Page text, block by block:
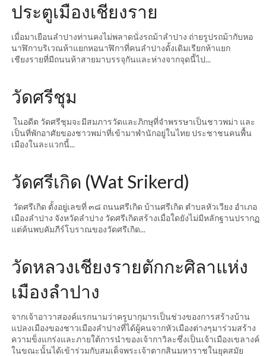
ประตูเมืองเชียงราย
เมื่อมาเยือนลำปางท่านคงไม่พลาดนั่งรถม้าลำปาง ถ่ายรูปรถม้ากับหอ
นาฬิกาบริเวณห้าแยกหอนาฬิกาที่คนลำปางดั้งเดิมเรียกห้าแยก
เชียงรายที่มีถนนห้าสายมาบรรจุกันและห่างจากจุดนี้ไป...
วัดศรีชุม
ในอดีต วัดศรีชุมจะมีสมภารวัดและภิกษุที่จำพรรษาเป็นชาวพม่า และ
เป็นที่พักอาศัยของชาวพม่าที่เข้ามาพำนักอยู่ในไทย ประชาชนคนพื้น
เมืองในละแวกนี้...
วัดศรีเกิด (Wat Srikerd)
วัดศรีเกิด ตั้งอยู่เลขที่ ๓๘ ถนนศรีเกิด บ้านศรีเกิด ตำบลหัวเวียง อำเภอ
เมืองลำปาง จังหวัดลำปาง วัดศรีเกิดสร้างเมื่อใดยังไม่มีหลักฐานปรากฏ
แต่ค้นพบคัมภีร์โบราณของวัดศรีเกิด...
วัดหลวงเชียงรายตักกะศิลาแห่ง
เมืองลำปาง
จากเจ้าอาวาสองค์แรกนามว่าครูบากุมารเป็นช่วงของการสร้างบ้าน
แปลงเมืองของชาวเมืองลำปางที่ได้ผู้คนจากหัวเมืองต่างๆมาร่วมสร้าง
ความข็งแกร่งและภายใต้การนำของเจ้ากาวิละซึ่งเป็นเจ้าเมืองเขลางค์
ในขณะนั้นได้เข้าร่วมกับสมเด็จพระเจ้าตากสินมหาราชในยุคสมัย